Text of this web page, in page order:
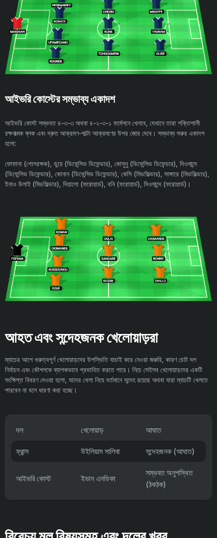
আইভরি কোস্টের সম্ভাব্য একাদশ
আইভরি কোস্ট সম্ভবত ৪-৩-৩ অথবা ৪-২-৩-১ ফর্মেশনে খেলবে, যেখানে তারা শক্তিশালী
রক্ষণাত্মক ব্লক এবং দ্রুত আক্রমণ-পাল্টা আক্রমণের উপর জোর দেবে। সম্ভাব্য শুরুর একাদশ
হলো:
ফোফানা (গোলরক্ষক), ডুয়ে (ডিফেন্সিভ ডিফেন্ডার), কোসুনু (ডিফেন্সিভ ডিফেন্ডার), দিওমান্দে
(ডিফেন্সিভ ডিফেন্ডার), কোনান (ডিফেন্সিভ ডিফেন্ডার), কেসি (মিডফিল্ডার), সাঙ্গারে (মিডফিল্ডার),
ইনাও উলাই (মিডফিল্ডার), দিয়ালো (ফরোয়ার্ড), বনি (ফরোয়ার্ড), দিওমান্দে (ফরোয়ার্ড)।
আহত এবং সন্দেহজনক খেলোয়াড়রা
ম্যাচের আগে গুরুত্বপূর্ণ খেলোয়াড়দের উপস্থিতি যাচাই করে নেওয়া জরুরি, কারণ চোট দল
নির্বাচন এবং কৌশলকে ব্যাপকভাবে প্রভাবিত করতে পারে। নিচে সেইসব খেলোয়াড়দের একটি
সংক্ষিপ্ত বিবরণ দেওয়া হলো, যাদের খেলা নিয়ে বর্তমানে সন্দেহ রয়েছে অথবা যারা ম্যাচটি খেলতে
পারবেন না বলে ধারণা করা হচ্ছে।
দল খেলোয়াড় আঘাত
ফ্রান্স উইলিয়াম সালিবা সন্দেহজনক (আঘাত)
আইভরি কোস্ট ইভান এনডিকা
সম্ভবত অনুপস্থিত
(ঠকঠক)